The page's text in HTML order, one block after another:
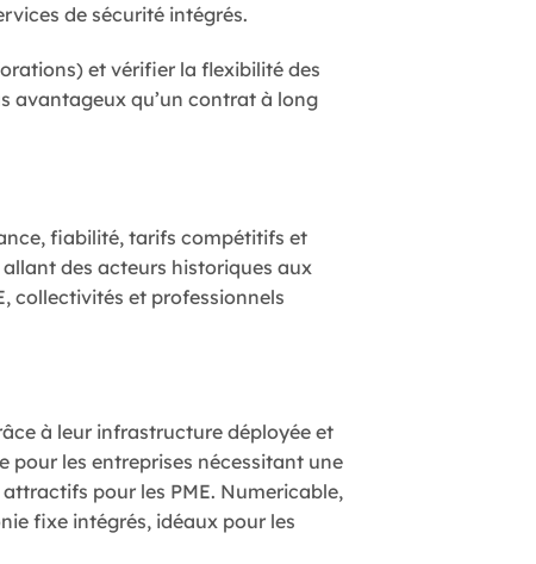
de sécurité intégrés.
et vérifier la flexibilité des
avantageux qu’un contrat à long
fiabilité, tarifs compétitifs et
des acteurs historiques aux
collectivités et professionnels
à leur infrastructure déployée et
pour les entreprises nécessitant une
pour les PME. Numericable,
fixe intégrés, idéaux pour les